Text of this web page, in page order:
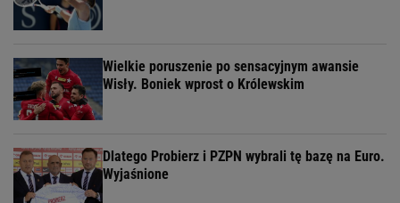
Wielkie poruszenie po sensacyjnym awansie
Wisły. Boniek wprost o Królewskim
Dlatego Probierz i PZPN wybrali tę bazę na Euro.
Wyjaśnione